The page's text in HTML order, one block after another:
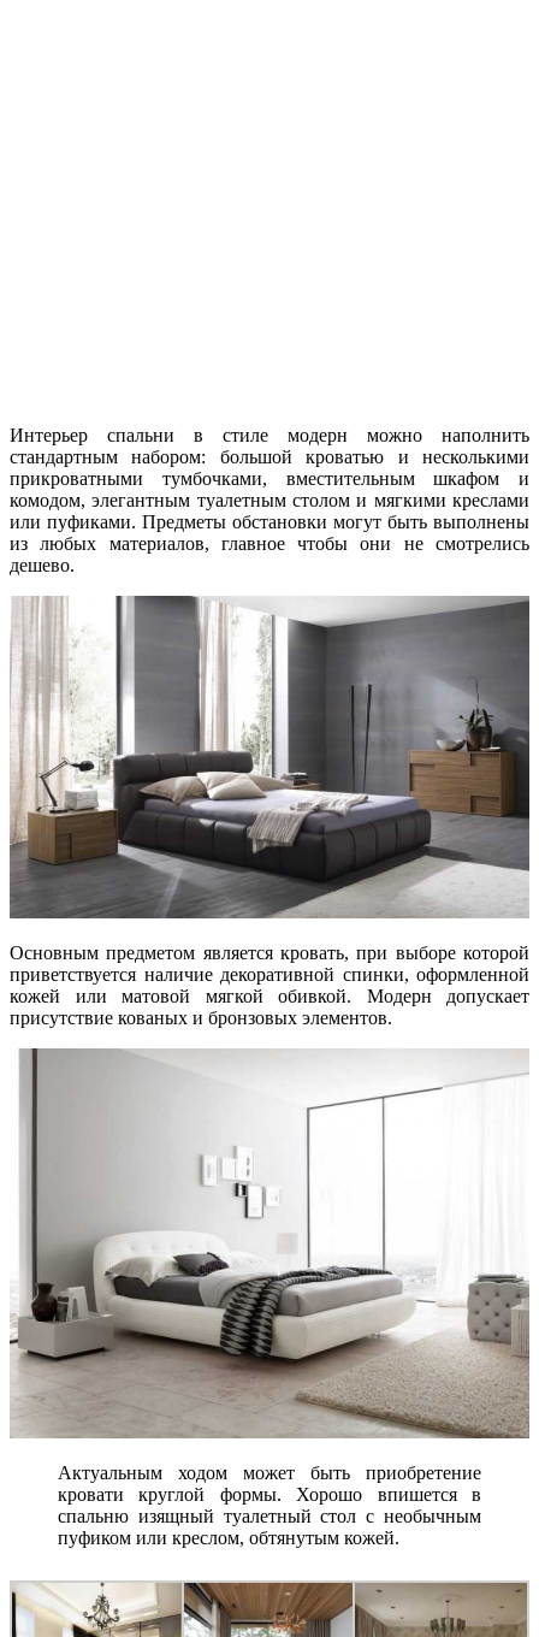
Интерьер спальни в стиле модерн можно наполнить
стандартным набором: большой кроватью и несколькими
прикроватными тумбочками, вместительным шкафом и
комодом, элегантным туалетным столом и мягкими креслами
или пуфиками. Предметы обстановки могут быть выполнены
из любых материалов, главное чтобы они не смотрелись
дешево.
Основным предметом является кровать, при выборе которой
приветствуется наличие декоративной спинки, оформленной
кожей или матовой мягкой обивкой. Модерн допускает
присутствие кованых и бронзовых элементов.
Актуальным ходом может быть приобретение
кровати круглой формы. Хорошо впишется в
спальню изящный туалетный стол с необычным
пуфиком или креслом, обтянутым кожей.